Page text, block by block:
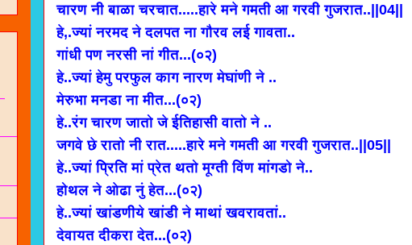
चारण नी बाळा चरचात.....हारे मने गमती आ गरवी गुजरात..||04||
हे,.ज्यां नरमद ने दलपत ना गौरव लई गावता..
गांधी पण नरसी नां गीत...(०२)
हे..ज्यां हेमु परफुल काग नारण मेघांणी ने ..
मेरुभा मनडा ना मीत...(०२)
हे..रंग चारण जातो जे ईतिहासी वातो ने ..
जगवे छे रातो नी रात.....हारे मने गमती आ गरवी गुजरात..||05||
हे..ज्यां प्रिति मां प्रेत थतो मूग्ती विंण मांगडो ने..
होथल ने ओढा नुं हेत...(०२)
हे..ज्यां खांडणीये खांडी ने माथां खवरावतां..
देवायत दीकरा देत...(०२)